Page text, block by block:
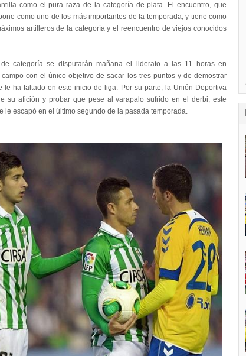
como el pura raza de la categoría de plata. El encuentro, que
como uno de los más importantes de la temporada, y tiene como
artilleros de la categoría y el reencuentro de viejos conocidos
categoría se disputarán mañana el liderato a las 11 horas en
con el único objetivo de sacar los tres puntos y de demostrar
ha faltado en este inicio de liga. Por su parte, la Unión Deportiva
su afición y probar que pese al varapalo sufrido en el derbi, este
le escapó en el último segundo de la pasada temporada.